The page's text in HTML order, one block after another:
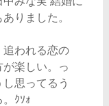
りました。
追われる恋の
楽しい。っ
思ってるう
ｸｿｫ